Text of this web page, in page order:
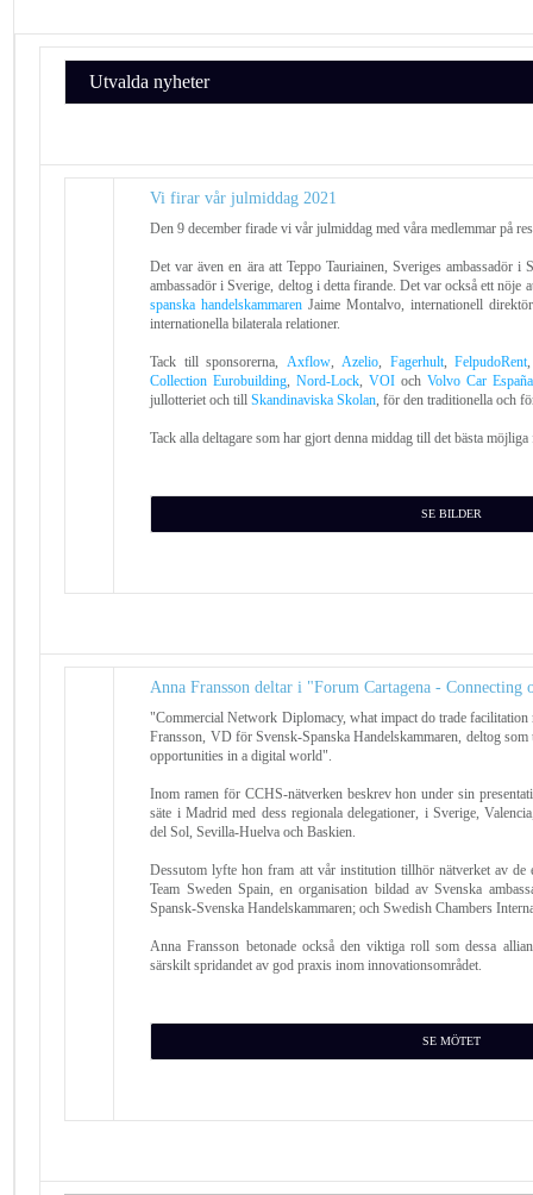
Utvalda nyheter
Vi firar vår julmiddag 2021
Den 9 december firade vi vår julmiddag med våra medlemmar på
Det var även en ära att Teppo Tauriainen, Sveriges ambassadör i
ambassadör i Sverige, deltog ​​i detta firande. Det var också ett nöje
spanska handelskammaren Jaime Montalvo, internationell
internationella bilaterala relationer.
Tack till sponsorerna, Axflow, Azelio Fagerhult,FelpudoRent
Collection Eurobuilding ,Nord-Lock ,VOI och Volvo Car España
jullotteriet och tillSkandinaviska Skolan , för den traditionella och
Tack alla deltagare som har gjort denna middag till det bästa
SE BILDER
Anna Fransson deltar i "Forum Cartagena -
"Commercial Network Diplomacy, what impact do trade facilitation
Fransson, VD för Svensk-Spanska Handelskammaren, deltog
opportunities in a digital world".
Inom ramen för CCHS-nätverken beskrev hon under sin
säte i Madrid med dess regionala delegationer, i Sverige,
del Sol, Sevilla-Huelva och Baskien.
Dessutom lyfte hon fram att vår institution tillhör nätverket av de
Team Sweden Spain, en organisation bildad av Svenska
Spansk-Svenska Handelskammaren; och Swedish Chambers
Anna Fransson betonade också den viktiga roll som dessa
särskilt spridandet av god praxis inom innovationsområdet.
SE MÖTET